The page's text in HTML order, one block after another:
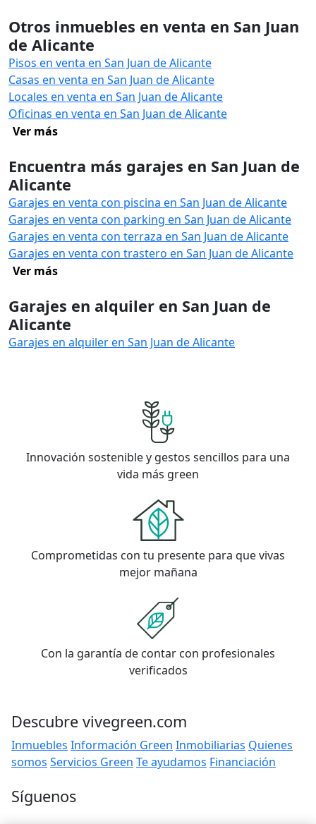
Otros inmuebles en venta en San Juan
de Alicante
Pisos en venta en San Juan de Alicante
Casas en venta en San Juan de Alicante
Locales en venta en San Juan de Alicante
Oficinas en venta en San Juan de Alicante
Ver más
Encuentra más garajes en San Juan de
Alicante
Garajes en venta con piscina en San Juan de Alicante
Garajes en venta con parking en San Juan de Alicante
Garajes en venta con terraza en San Juan de Alicante
Garajes en venta con trastero en San Juan de Alicante
Ver más
Garajes en alquiler en San Juan de
Alicante
Garajes en alquiler en San Juan de Alicante
Innovación sostenible y gestos sencillos para una
vida más green
Comprometidas con tu presente para que vivas
mejor mañana
Con la garantía de contar con profesionales
verificados
Descubre vivegreen.com
Inmuebles Información Green Inmobiliarias Quienes
somos Servicios Green Te ayudamos Financiación
Síguenos